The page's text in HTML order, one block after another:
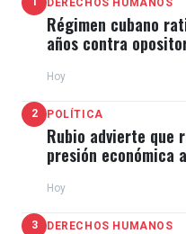
Régimen cubano
años contra
Hoy
2 POLÍTICA
Rubio advierte que
presión económica
Hoy
3 DERECHOS HUMANOS